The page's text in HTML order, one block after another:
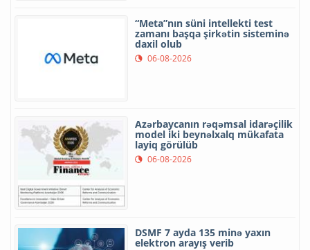
“Meta”nın süni intellekti test
zamanı başqa şirkətin sisteminə
daxil olub
06-08-2026
Azərbaycanın rəqəmsal idarəçilik
model iki beynəlxalq mükafata
layiq görülüb
06-08-2026
DSMF 7 ayda 135 minə yaxın
elektron arayış verib